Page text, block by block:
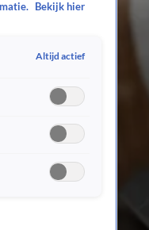
Bekijk hier
Altijd actief